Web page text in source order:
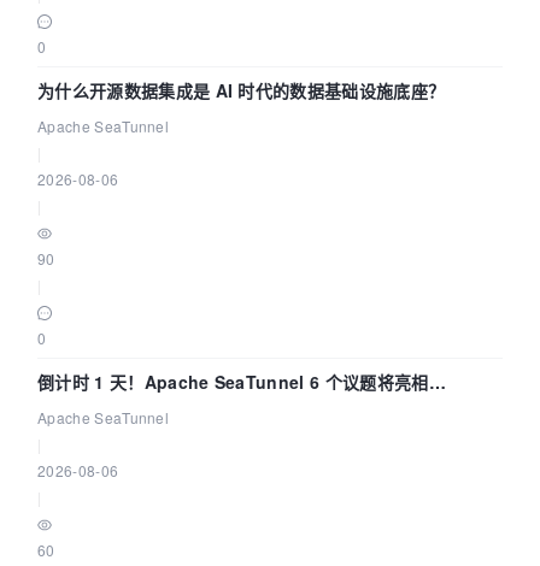
0
为什么开源数据集成是 AI 时代的数据基础设施底座？
Apache SeaTunnel
2026-08-06
90
0
倒计时 1 天！Apache SeaTunnel 6 个议题将亮相
Community Over Code Asia 2026
Apache SeaTunnel
2026-08-06
60